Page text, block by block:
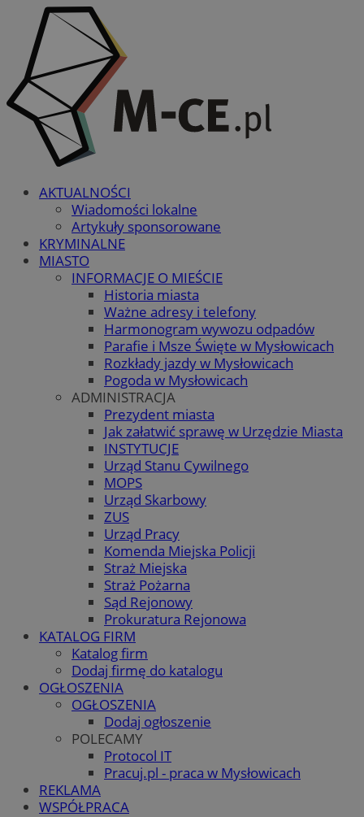
AKTUALNOŚCI
Wiadomości lokalne
Artykuły sponsorowane
KRYMINALNE
MIASTO
INFORMACJE O MIEŚCIE
Historia miasta
Ważne adresy i telefony
Harmonogram wywozu odpadów
Parafie i Msze Święte w Mysłowicach
Rozkłady jazdy w Mysłowicach
Pogoda w Mysłowicach
ADMINISTRACJA
Prezydent miasta
Jak załatwić sprawę w Urzędzie Miasta
INSTYTUCJE
Urząd Stanu Cywilnego
MOPS
Urząd Skarbowy
ZUS
Urząd Pracy
Komenda Miejska Policji
Straż Miejska
Straż Pożarna
Sąd Rejonowy
Prokuratura Rejonowa
KATALOG FIRM
Katalog firm
Dodaj firmę do katalogu
OGŁOSZENIA
OGŁOSZENIA
Dodaj ogłoszenie
POLECAMY
Protocol IT
Pracuj.pl - praca w Mysłowicach
REKLAMA
WSPÓŁPRACA